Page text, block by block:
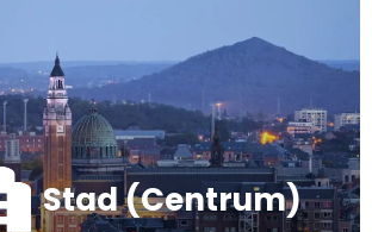
Stad (Centrum)